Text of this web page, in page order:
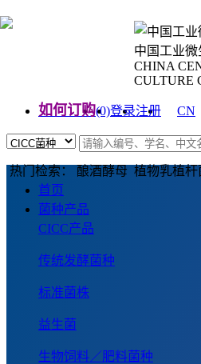
中国工业
CHINA
CULTURE
如何订购(0)登录注册
CN
热门检索： 酿酒酵母 植物乳植
首页
菌种产品
CICC产品
传统发酵菌种
标准菌株
益生菌
生物饲料／肥料菌种